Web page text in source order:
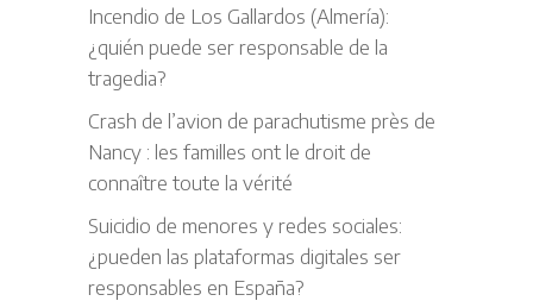
Incendio de Los Gallardos (Almería):
¿quién puede ser responsable de la
tragedia?
Crash de l’avion de parachutisme près de
Nancy : les familles ont le droit de
connaître toute la vérité
Suicidio de menores y redes sociales:
¿pueden las plataformas digitales ser
responsables en España?